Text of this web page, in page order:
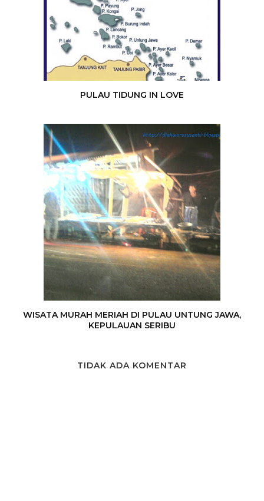
PULAU TIDUNG IN LOVE
WISATA MURAH MERIAH DI PULAU UNTUNG JAWA,
KEPULAUAN SERIBU
TIDAK ADA KOMENTAR